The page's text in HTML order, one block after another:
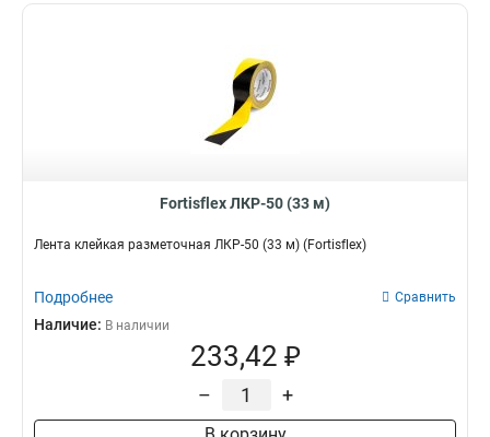
Fortisflex ЛКР-50 (33 м)
Лента клейкая разметочная ЛКР-50 (33 м) (Fortisflex)
Подробнее Сравнить
Наличие: В наличии
233,42 ₽
– +